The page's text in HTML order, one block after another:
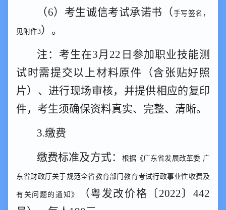
（6） 考生诚信考试承诺书 （ 手写签名，
见附件3） 。
注： 考生在3月 22日参加职业技能测
试 时需提交以上材料原件 （含张贴好照
片）、 进行现场审核， 并提供相应的复印
件，考生须确保资料真实、完整、清晰。
3.缴费
缴费标准及方式：
根据《广东省发展改革委 广
东省财政厅关于规范全省教育部门教育考试行政事业性收费及
有关问题的通知》 （粤发改价格 〔 2022〕442